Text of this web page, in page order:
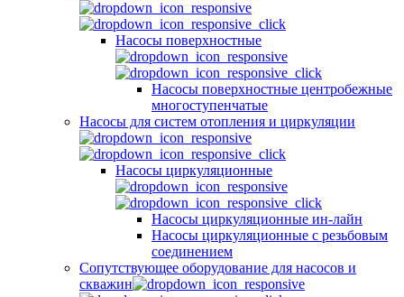
Насосы поверхностные
Насосы поверхностные центробежные
многоступенчатые
Насосы для систем отопления и циркуляции
Насосы циркуляционные
Насосы циркуляционные ин-лайн
Насосы циркуляционные с резьбовым
соединением
Сопутствующее оборудование для насосов и
скважин